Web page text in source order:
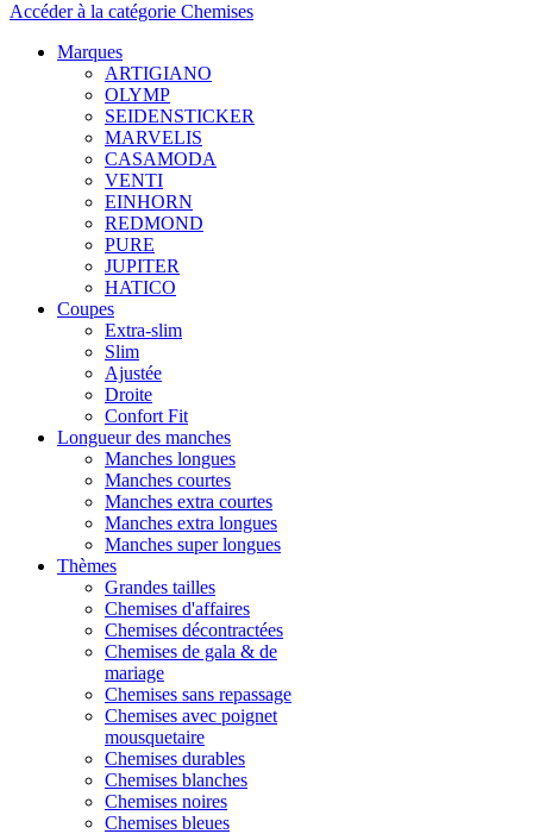
Accéder à la catégorie Chemises
Marques
ARTIGIANO
OLYMP
SEIDENSTICKER
MARVELIS
CASAMODA
VENTI
EINHORN
REDMOND
PURE
JUPITER
HATICO
Coupes
Extra-slim
Slim
Ajustée
Droite
Confort Fit
Longueur des manches
Manches longues
Manches courtes
Manches extra courtes
Manches extra longues
Manches super longues
Thèmes
Grandes tailles
Chemises d'affaires
Chemises décontractées
Chemises de gala & de
mariage
Chemises sans repassage
Chemises avec poignet
mousquetaire
Chemises durables
Chemises blanches
Chemises noires
Chemises bleues